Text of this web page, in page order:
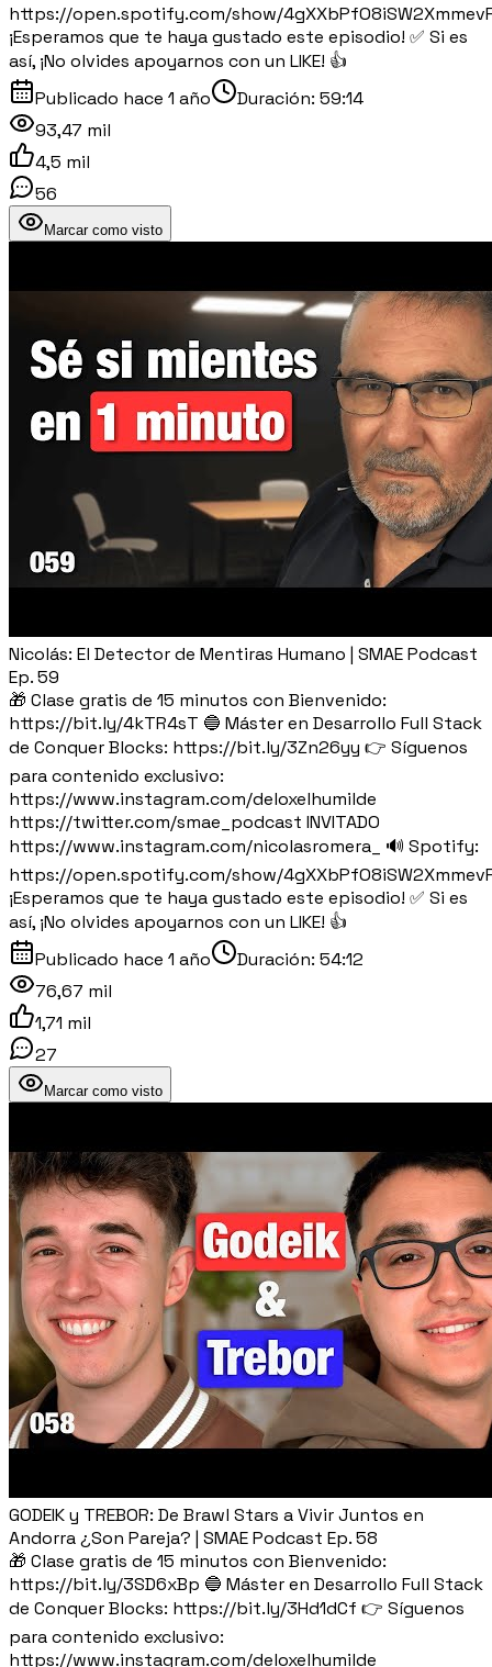
https://open.spotify.com/show/
¡Esperamos que te haya gustado este episodio! ✅ Si es
así, ¡No olvides apoyarnos con un LIKE! 👍
Publicado hace 1 año Duración: 59:14
93,47 mil
4,5 mil
56
Marcar como visto
Nicolás: El Detector de Mentiras Humano | SMAE Podcast
Ep. 59
🎁 Clase gratis de 15 minutos con Bienvenido:
https://bit.ly/4kTR4sT 🔵 Máster en Desarrollo Full Stack
de Conquer Blocks: https://bit.ly/3Zn26yy 👉 Síguenos
para contenido exclusivo:
https://www.instagram.com/deloxelhumilde
https://twitter.com/smae_podcast INVITADO
https://www.instagram.com/nicolasromera_ 🔊 Spotify:
https://open.spotify.com/show/
¡Esperamos que te haya gustado este episodio! ✅ Si es
así, ¡No olvides apoyarnos con un LIKE! 👍
Publicado hace 1 año Duración: 54:12
76,67 mil
1,71 mil
27
Marcar como visto
GODEIK y TREBOR: De Brawl Stars a Vivir Juntos en
Andorra ¿Son Pareja? | SMAE Podcast Ep. 58
🎁 Clase gratis de 15 minutos con Bienvenido:
https://bit.ly/3SD6xBp 🔵 Máster en Desarrollo Full Stack
de Conquer Blocks: https://bit.ly/3Hd1dCf 👉 Síguenos
para contenido exclusivo:
https://www.instagram.com/deloxelhumilde